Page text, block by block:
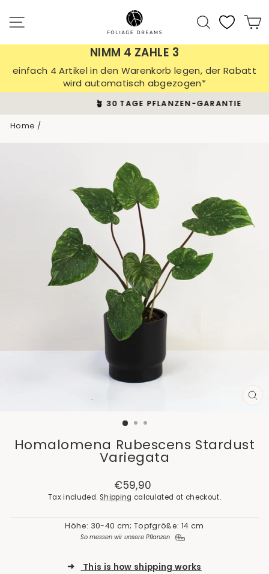
content
Search
NIMM 4 ZAHLE 3
einfach 4 Artikel in den Warenkorb legen, der Rabatt
wird automatisch abgezogen*
Pause
🪴 30 TAGE PFLANZEN-GARANTIE
Home /
Homalomena Rubescens Stardust
Variegata
Regular
price
€59,90
Tax included. Shipping calculated at checkout.
Höhe: 30-40 cm; Topfgröße: 14 cm
So messen wir unsere Pflanzen
➜ This is how shipping works